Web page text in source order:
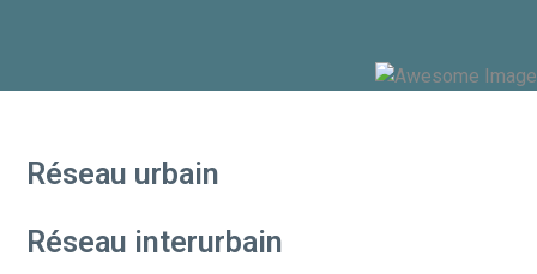
Réseau urbain
Réseau interurbain